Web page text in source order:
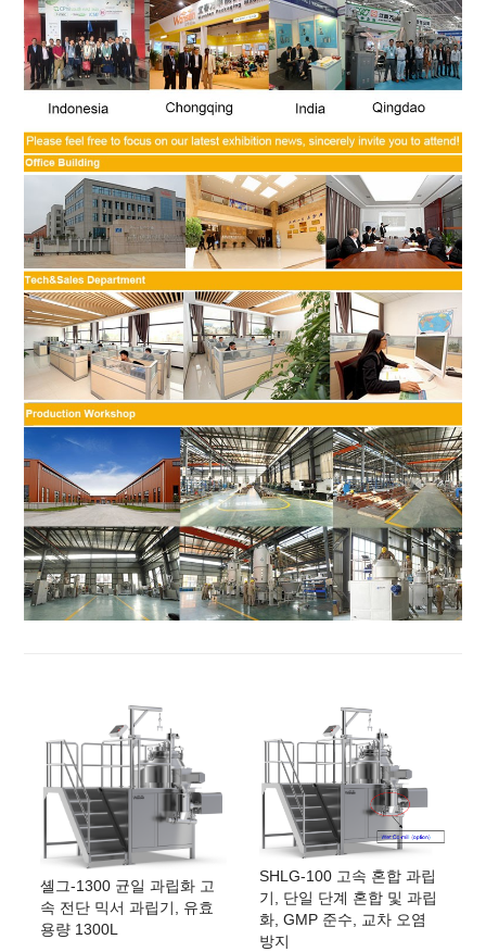
셸그-1300 균일 과립화 고
속 전단 믹서 과립기, 유효
용량 1300L
SHLG-100 고속 혼합 과립
기, 단일 단계 혼합 및 과립
화, GMP 준수, 교차 오염
방지